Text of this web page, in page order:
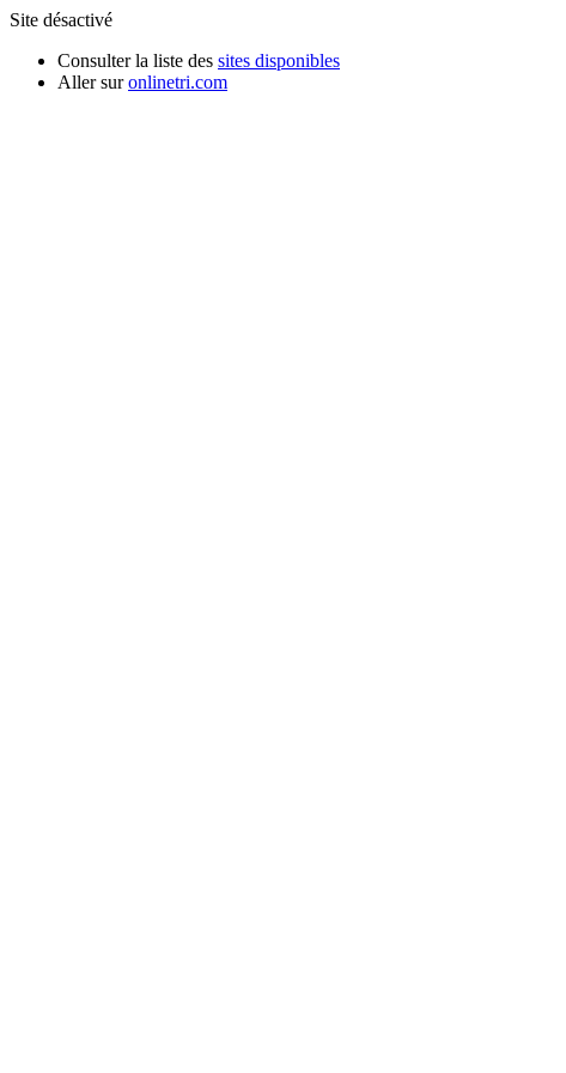
Site désactivé
Consulter la liste des sites disponibles
Aller suronlinetri.com